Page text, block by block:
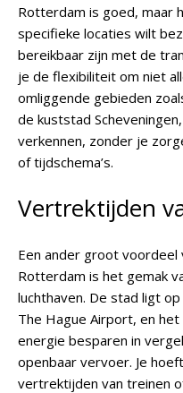
Rotterdam is goed, maar
specifieke locaties wilt
bereikbaar zijn met de
je de flexibiliteit om niet
omliggende gebieden
de kuststad
verkennen, zonder je
of tijdschema’s.
Vertrektijden
Een ander groot voordeel
Rotterdam is het gemak
luchthaven. De stad ligt
The Hague Airport, en
energie besparen in
openbaar vervoer. Je
vertrektijden van treinen